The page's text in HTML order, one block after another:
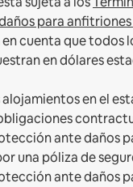
para
en cuenta que todos
en dólares
alojamientos en el
ante daños
una póliza de
ante daños